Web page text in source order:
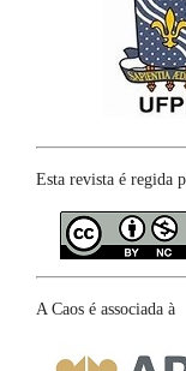
Esta revista é regida
A Caos é associada à